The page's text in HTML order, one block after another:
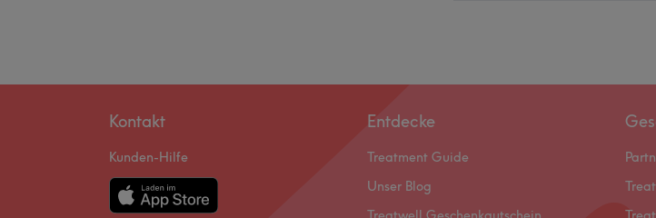
Kontakt
Kunden-Hilfe
Entdecke
Treatment Guide
Unser Blog